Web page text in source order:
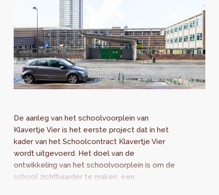
De aanleg van het schoolvoorplein van
Klavertje Vier is het eerste project dat in het
kader van het Schoolcontract Klavertje Vier
wordt uitgevoerd. Het doel van de
ontwikkeling van het schoolvoorplein is om de
school zichtbaarder te maken, een